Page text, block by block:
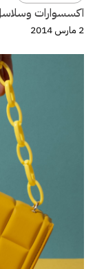
اكسسوارات وسلاسل
2 مارس 2014